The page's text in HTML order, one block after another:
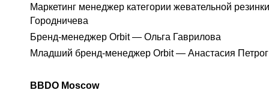
Маркетинг менеджер категории жевательной
Городничева
Бренд-менеджер Orbit — Ольга Гаврилова
Младший бренд-менеджер Orbit — Анастасия
BBDO Moscow